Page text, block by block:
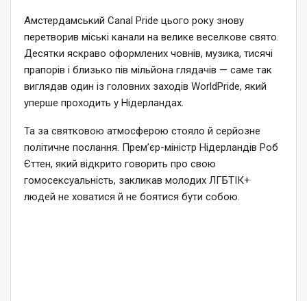
Амстердамський Canal Pride цього року знову
перетворив міські канали на велике веселкове свято.
Десятки яскраво оформлених човнів, музика, тисячі
прапорів і близько пів мільйона глядачів — саме так
виглядав один із головних заходів WorldPride, який
уперше проходить у Нідерландах.
Та за святковою атмосферою стояло й серйозне
політичне послання. Прем’єр-міністр Нідерландів Роб
Єттен, який відкрито говорить про свою
гомосексуальність, закликав молодих ЛГБТІК+
людей не ховатися й не боятися бути собою.